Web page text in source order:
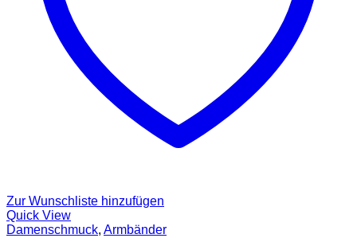
Zur Wunschliste hinzufügen
Quick View
Damenschmuck, Armbänder